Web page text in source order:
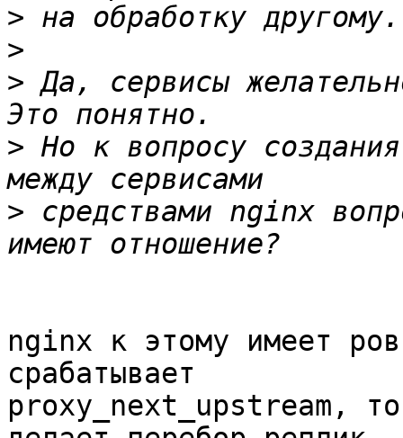
>
>
> Да, сервисы
> Но к вопросу
> средствами nginx
nginx к этому имеет
срабатывает
proxy_next_upstream,